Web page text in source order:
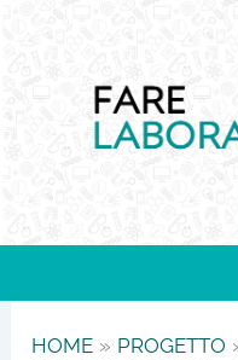
contenuto
HOME PROGETTO